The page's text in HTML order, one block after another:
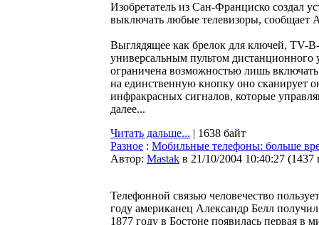
Изобретатель из Сан-Франциско создал
выключать любые телевизоры, сообщает
Выглядящее как брелок для ключей, TV-
универсальным пультом дистанционного
ограничена возможностью лишь
на единственную кнопку оно сканирует
инфракрасных сигналов, которые
далее...
Читать дальше... | 1638 байт
Разное : Мобильные телефоны: больше
Автор: Мastak в 21/10/2004 10:40:27 (1437
Телефонной связью человечество
году американец Александр Белл
1877 году в Бостоне появилась первая в